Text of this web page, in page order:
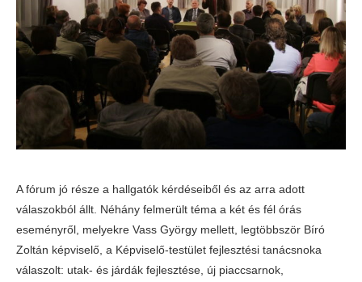
A fórum jó része a hallgatók kérdéseiből és az arra adott
válaszokból állt. Néhány felmerült téma a két és fél órás
eseményről, melyekre Vass György mellett, legtöbbször Bíró
Zoltán képviselő, a Képviselő-testület fejlesztési tanácsnoka
válaszolt: utak- és járdák fejlesztése, új piaccsarnok,